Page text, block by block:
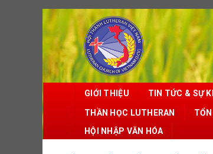
Skip
to
content
GIỚI THIỆU TIN TỨC & SỰ
THẦN HỌC LUTHERAN
HỘI NHẬP VĂN HÓA